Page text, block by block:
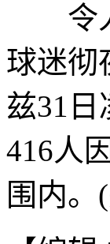
令人
球迷彻
兹31
416人
围内。